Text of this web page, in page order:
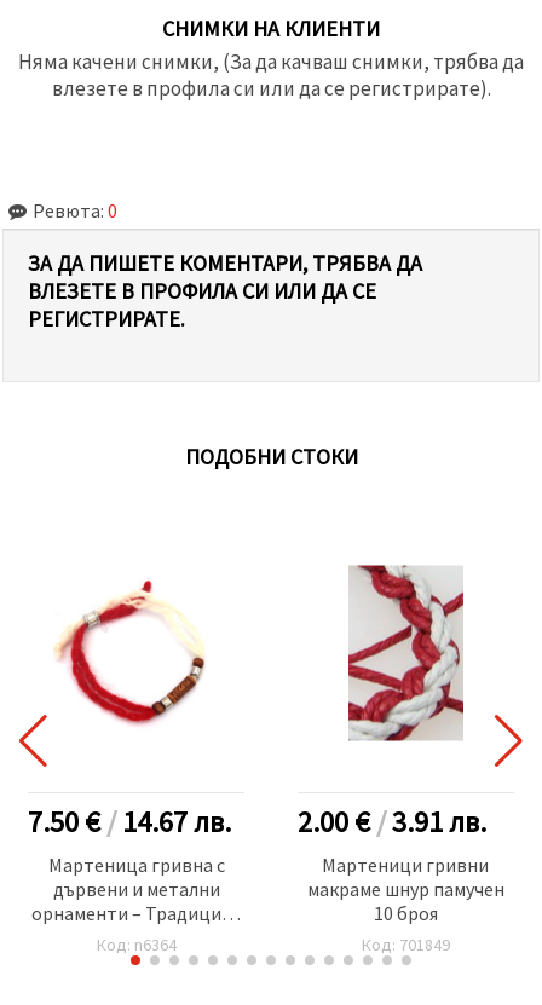
СНИМКИ НА КЛИЕНТИ
Няма качени снимки, (За да качваш снимки, трябва да
влезете в профила си или да се регистрирате).
Ревюта: 0
ЗА ДА ПИШЕТЕ КОМЕНТАРИ, ТРЯБВА ДА
ВЛЕЗЕТЕ В ПРОФИЛА СИ ИЛИ ДА СЕ
РЕГИСТРИРАТЕ.
ПОДОБНИ СТОКИ
7.50 €/14.67лв.
Мартеница гривна с
дървени и метални
орнаменти – Традиция с
модерен стил -10 броя
Код: n6364
2.00 €/3.91лв.
Мартеници гривни
макраме шнур памучен
10 броя
Код: 701849